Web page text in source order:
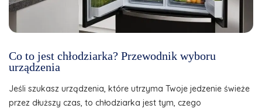
Co to jest chłodziarka? Przewodnik wyboru
urządzenia
Jeśli szukasz urządzenia, które utrzyma Twoje jedzenie świeże
przez dłuższy czas, to chłodziarka jest tym, czego